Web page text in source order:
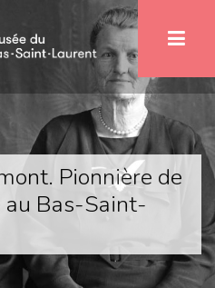
Pionnière de
Bas-Saint-